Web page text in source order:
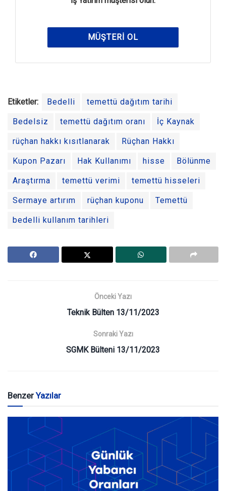
MÜŞTERI OL
Etiketler: Bedelli temettü dağıtım tarihi
Bedelsiz temettü dağıtım oranı İç Kaynak
rüçhan hakkı kısıtlanarak Rüçhan Hakkı
Kupon Pazarı Hak Kullanımı hisse Bölünme
Araştırma temettü verimi temettü hisseleri
Sermaye artırım rüçhan kuponu Temettü
bedelli kullanım tarihleri
Önceki Yazı
Teknik Bülten 13/11/2023
Sonraki Yazı
SGMK Bülteni 13/11/2023
BenzerYazılar